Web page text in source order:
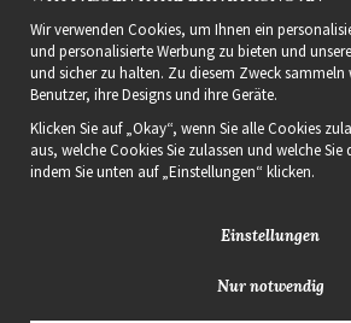
neue Produkte!
2021 Delightful Hair
Wir verwenden Cookies, um Ihnen ein
und personalisierte Werbung zu bieten und
und sicher zu halten. Zu diesem Zweck
Benutzer, ihre Designs und ihre Geräte.
Klicken Sie auf „Okay“, wenn Sie alle Cookies
aus, welche Cookies Sie zulassen und welche
indem Sie unten auf „Einstellungen“ klicken.
Einstellungen
Nur notwendig